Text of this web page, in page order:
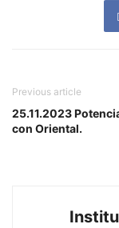
Previous article
25.11.2023
con Oriental.